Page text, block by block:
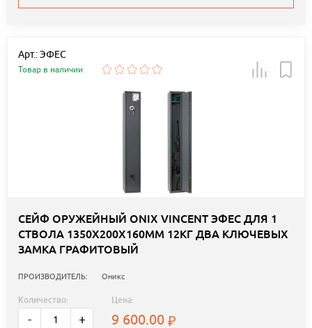
Арт.: ЭФЕС
Товар в наличии
СЕЙФ ОРУЖЕЙНЫЙ ONIX VINCENT ЭФЕС ДЛЯ 1
СТВОЛА 1350Х200Х160ММ 12КГ ДВА КЛЮЧЕВЫХ
ЗАМКА ГРАФИТОВЫЙ
ПРОИЗВОДИТЕЛЬ: Оникс
Количество:
- +
Цена:
9 600.00